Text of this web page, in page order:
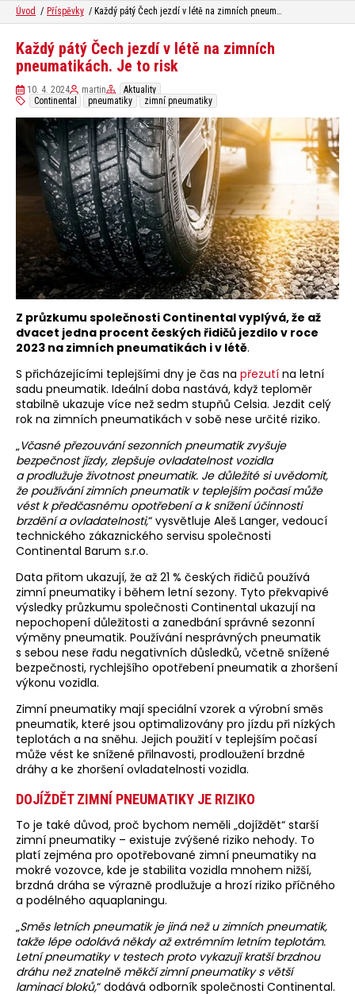
Úvod Příspěvky Každý pátý Čech jezdí v létě na zimních pneumatikách. Je to risk
Každý pátý Čech jezdí v létě na zimních
pneumatikách. Je to risk
10. 4. 2024 martin
Aktuality
Continental
pneumatiky zimní pneumatiky
Z průzkumu společnosti Continental vyplývá, že až
dvacet jedna procent českých řidičů jezdilo v roce
2023 na zimních pneumatikách i v létě.
S přicházejícími teplejšími dny je čas na přezutí na letní
sadu pneumatik. Ideální doba nastává, když teploměr
stabilně ukazuje více než sedm stupňů Celsia. Jezdit celý
rok na zimních pneumatikách v sobě nese určité riziko.
„Včasné přezouvání sezonních pneumatik zvyšuje
bezpečnost jízdy, zlepšuje ovladatelnost vozidla
a prodlužuje životnost pneumatik. Je důležité si uvědomit,
že používání zimních pneumatik v teplejším počasí může
vést k předčasnému opotřebení a k snížení účinnosti
brzdění a ovladatelnosti,“ vysvětluje Aleš Langer, vedoucí
technického zákaznického servisu společnosti
Continental Barum s.r.o.
Data přitom ukazují, že až 21 % českých řidičů používá
zimní pneumatiky i během letní sezony. Tyto překvapivé
výsledky průzkumu společnosti Continental ukazují na
nepochopení důležitosti a zanedbání správné sezonní
výměny pneumatik. Používání nesprávných pneumatik
s sebou nese řadu negativních důsledků, včetně snížené
bezpečnosti, rychlejšího opotřebení pneumatik a zhoršení
výkonu vozidla.
Zimní pneumatiky mají speciální vzorek a výrobní směs
pneumatik, které jsou optimalizovány pro jízdu při nízkých
teplotách a na sněhu. Jejich použití v teplejším počasí
může vést ke snížené přilnavosti, prodloužení brzdné
dráhy a ke zhoršení ovladatelnosti vozidla.
DOJÍŽDĚT ZIMNÍ PNEUMATIKY JE RIZIKO
To je také důvod, proč bychom neměli „dojíždět“ starší
zimní pneumatiky – existuje zvýšené riziko nehody. To
platí zejména pro opotřebované zimní pneumatiky na
mokré vozovce, kde je stabilita vozidla mnohem nižší,
brzdná dráha se výrazně prodlužuje a hrozí riziko příčného
a podélného aquaplaningu.
„Směs letních pneumatik je jiná než u zimních pneumatik,
takže lépe odolává někdy až extrémním letním teplotám.
Letní pneumatiky v testech proto vykazují kratší brzdnou
dráhu než znatelně měkčí zimní pneumatiky s větší
laminací bloků,“ dodává odborník společnosti Continental.